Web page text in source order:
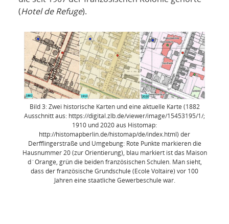
(Hotel de Refuge).
Bild 3: Zwei historische Karten und eine aktuelle Karte (1882
Ausschnitt aus: https://digital.zlb.de/viewer/image/15453195/1/;
1910 und 2020 aus Histomap:
http://histomapberlin.de/histomap/de/index.html) der
Derfflingerstraße und Umgebung: Rote Punkte markieren die
Hausnummer 20 (zur Orientierung), blau markiert ist das Maison
d´Orange, grün die beiden französischen Schulen. Man sieht,
dass der französische Grundschule (Ecole Voltaire) vor 100
Jahren eine staatliche Gewerbeschule war.